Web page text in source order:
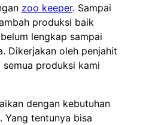
zoo keeper. Sampai
produksi baik
lengkap sampai
Dikerjakan oleh penjahit
produksi kami
dengan kebutuhan
Yang tentunya bisa